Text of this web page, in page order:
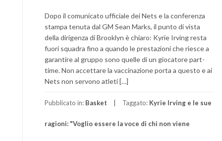
Dopo il comunicato ufficiale dei Nets e la conferenza
stampa tenuta dal GM Sean Marks, il punto di vista
della dirigenza di Brooklyn è chiaro: Kyrie Irving resta
fuori squadra fino a quando le prestazioni che riesce a
garantire al gruppo sono quelle di un giocatore part-
time. Non accettare la vaccinazione porta a questo e ai
Nets non servono atleti […]
Pubblicato in: Basket Taggato: Kyrie Irving e le sue
ragioni: "Voglio essere la voce di chi non viene